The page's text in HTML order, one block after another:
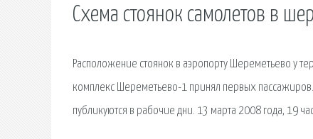
Схема стоянок самолетов в
Расположение стоянок в аэропорту Шереметьево у
комплекс Шереметьево-1 принял первых
публикуются в рабочие дни. 13 марта 2008 года, 19